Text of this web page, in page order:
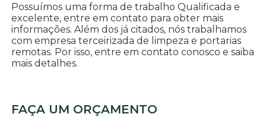
Possuímos uma forma de trabalho Qualificada e
excelente, entre em contato para obter mais
informações. Além dos já citados, nós trabalhamos
com empresa terceirizada de limpeza e portarias
remotas. Por isso, entre em contato conosco e saiba
mais detalhes.
FAÇA UM ORÇAMENTO